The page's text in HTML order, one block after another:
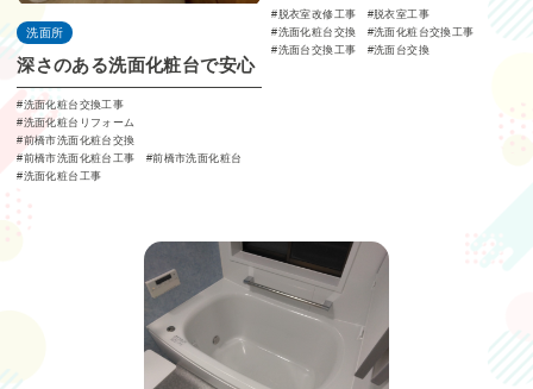
洗面所
深さのある洗面化粧台で安心
洗面化粧台交換工事
洗面化粧台リフォーム
前橋市洗面化粧台交換
前橋市洗面化粧台工事
前橋市洗面化粧台
洗面化粧台工事
脱衣室改修工事
脱衣室工事
洗面化粧台交換
洗面化粧台交換工事
洗面台交換工事
洗面台交換